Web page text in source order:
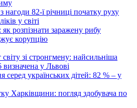
нагоди 82-ї річниці початку руху
у світі
як розпізнати заражену рибу
корупцію
зі стронгмену: найсильніша
визначена у Львові
серед українських дітей: 82 % – у
Харківщини: погляд здобувача по